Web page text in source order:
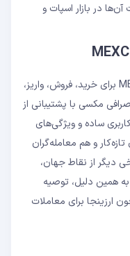
در بازار اسپات و
اکنون باید بتوانید به راحتی از صرافی MEXC برای خرید، فروش، واریز،
مکسی با پشتیبانی از
ساده و ویژگی‌های
و هم معامله‌گران
دیگر از نقاط جهان،
همین دلیل، توصیه
ارزینجا برای معاملات